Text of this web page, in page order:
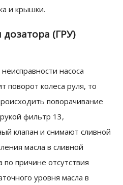
и крышки.
(ГРУ)
насоса
поворот колеса руля, то
поворачивание
фильтр 13,
клапан и снимают сливной
масла в сливной
причине отсутствия
уровня масла в